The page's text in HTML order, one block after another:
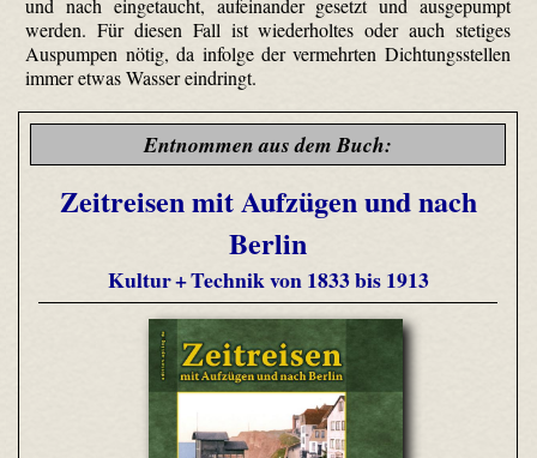
werden. Für diesen Fall ist wiederholtes oder auch stetiges
Auspumpen nötig, da infolge der vermehrten Dichtungsstellen
immer etwas Wasser eindringt.
Entnommen aus dem Buch:
Zeitreisen mit Aufzügen und nach
Berlin
Kultur + Technik von 1833 bis 1913